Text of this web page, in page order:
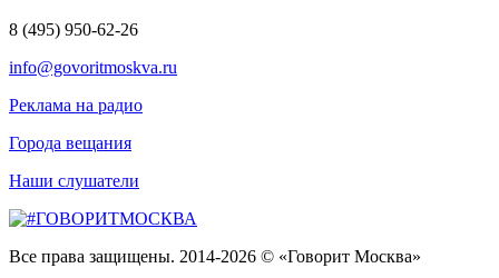
8 (495) 950-62-26
info@govoritmoskva.ru
Реклама на радио
Города вещания
Наши слушатели
Все права защищены. 2014-2026 © «Говорит Москва»